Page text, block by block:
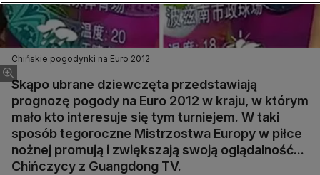
Chińskie pogodynki na Euro 2012
Skąpo ubrane dziewczęta przedstawiają
prognozę pogody na Euro 2012 w kraju, w którym
mało kto interesuje się tym turniejem. W taki
sposób tegoroczne Mistrzostwa Europy w piłce
nożnej promują i zwiększają swoją oglądalność...
Chińczycy z Guangdong TV.